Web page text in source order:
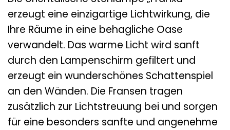
erzeugt eine einzigartige Lichtwirkung, die
Ihre Räume in eine behagliche Oase
verwandelt. Das warme Licht wird sanft
durch den Lampenschirm gefiltert und
erzeugt ein wunderschönes Schattenspiel
an den Wänden. Die Fransen tragen
zusätzlich zur Lichtstreuung bei und sorgen
für eine besonders sanfte und angenehme